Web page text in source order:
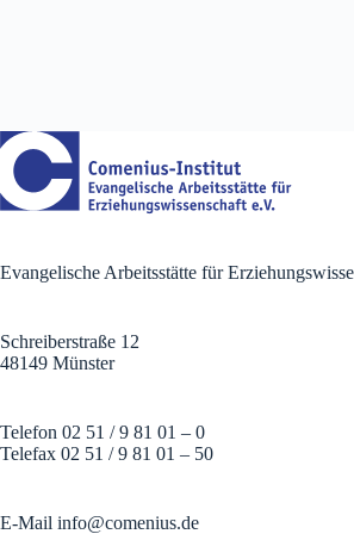
Evangelische Arbeitsstätte für
Schreiberstraße 12
48149 Münster
Telefon 02 51 / 9 81 01 – 0
Telefax 02 51 / 9 81 01 – 50
E-Mail info@comenius.de